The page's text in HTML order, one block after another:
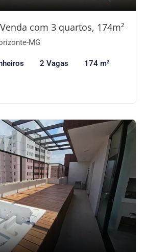
com 3 quartos, 174m²
MG
2 Vagas 174 m²